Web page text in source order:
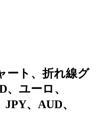
ート、折れ線グ
、ユーロ、
、AUD、